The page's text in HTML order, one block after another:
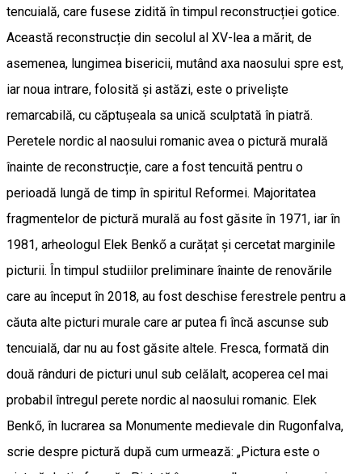
tencuială, care fusese zidită în timpul reconstrucției gotice.
Această reconstrucție din secolul al XV-lea a mărit, de
asemenea, lungimea bisericii, mutând axa naosului spre est,
iar noua intrare, folosită și astăzi, este o priveliște
remarcabilă, cu căptușeala sa unică sculptată în piatră.
Peretele nordic al naosului romanic avea o pictură murală
înainte de reconstrucție, care a fost tencuită pentru o
perioadă lungă de timp în spiritul Reformei. Majoritatea
fragmentelor de pictură murală au fost găsite în 1971, iar în
1981, arheologul Elek Benkő a curățat și cercetat marginile
picturii. În timpul studiilor preliminare înainte de renovările
care au început în 2018, au fost deschise ferestrele pentru a
căuta alte picturi murale care ar putea fi încă ascunse sub
tencuială, dar nu au fost găsite altele. Fresca, formată din
două rânduri de picturi unul sub celălalt, acoperea cel mai
probabil întregul perete nordic al naosului romanic. Elek
Benkő, în lucrarea sa Monumente medievale din Rugonfalva,
scrie despre pictură după cum urmează: „Pictura este o